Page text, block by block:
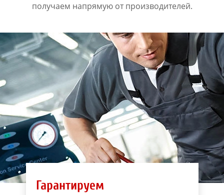
получаем напрямую от производителей.
Гарантируем